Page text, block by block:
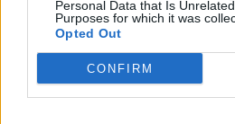
Personal Data that Is
Purposes for which it was
Opted Out
CONFIRM
Пакистан-
УЛЦИЊ Е
ОСЛОБОДИМЕ-
објава на
Црна Гора